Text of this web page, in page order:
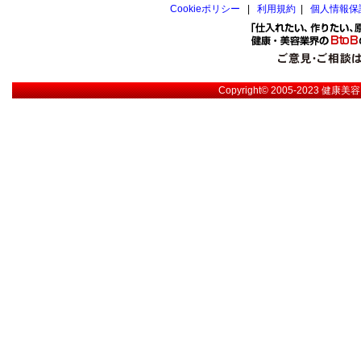
Cookieポリシー
利用規約 個人情報
Copyright© 2005-2023健康美